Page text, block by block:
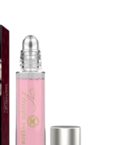
quyến rũ và kích